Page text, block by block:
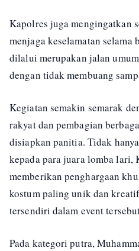
Kapolres juga mengingatkan
menjaga keselamatan
dilalui merupakan jalan
dengan tidak membuang
Kegiatan semakin semarak
rakyat dan pembagian
disiapkan panitia. Tidak
kepada para juara lomba lari,
memberikan penghargaan
kostum paling unik dan
tersendiri dalam event
Pada kategori putra,